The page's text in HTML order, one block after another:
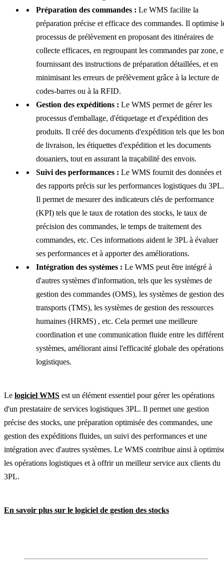
Préparation des commandes : Le WMS facilite la
préparation précise et efficace des commandes. Il optimise
processus de prélèvement en proposant des itinéraires de
collecte efficaces, en regroupant les commandes par zone,
fournissant des instructions de préparation détaillées, et en
minimisant les erreurs de prélèvement grâce à la lecture de
codes-barres ou à la RFID.
Gestion des expéditions : Le WMS permet de gérer les
processus d'emballage, d'étiquetage et d'expédition des
produits. Il créé des documents d'expédition tels que les
de livraison, les étiquettes d'expédition et les documents
douaniers, tout en assurant la traçabilité des envois.
Suivi des performances : Le WMS fournit des données et
des rapports précis sur les performances logistiques du 3PL.
Il permet de mesurer des indicateurs clés de performance
(KPI) tels que le taux de rotation des stocks, le taux de
précision des commandes, le temps de traitement des
commandes, etc. Ces informations aident le 3PL à évaluer
ses performances et à apporter des améliorations.
Intégration des systèmes : Le WMS peut être intégré à
d'autres systèmes d'information, tels que les systèmes de
gestion des commandes (OMS), les systèmes de gestion des
transports (TMS), les systèmes de gestion des ressources
humaines (HRMS) , etc. Cela permet une meilleure
coordination et une communication fluide entre les
systèmes, améliorant ainsi l'efficacité globale des opérations
logistiques.
Le logiciel WMS est un élément essentiel pour gérer les opérations
d'un prestataire de services logistiques 3PL. Il permet une gestion
précise des stocks, une préparation optimisée des commandes, une
gestion des expéditions fluides, un suivi des performances et une
intégration avec d'autres systèmes. Le WMS contribue ainsi à
les opérations logistiques et à offrir un meilleur service aux clients du
3PL.
En savoir plus sur le logiciel de gestion des stocks